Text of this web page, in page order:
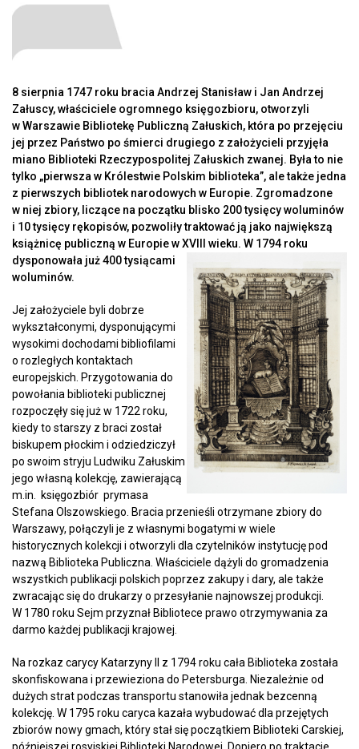
8 sierpnia 1747 roku bracia Andrzej Stanisław i Jan Andrzej
Załuscy, właściciele ogromnego księgozbioru, otworzyli
w Warszawie Bibliotekę Publiczną Załuskich, która po przejęciu
jej przez Państwo po śmierci drugiego z założycieli przyjęła
miano Biblioteki Rzeczypospolitej Załuskich zwanej. Była to nie
tylko „pierwsza w Królestwie Polskim biblioteka”, ale także jedna
z pierwszych bibliotek narodowych w Europie. Zgromadzone
w niej zbiory, liczące na początku blisko 200 tysięcy woluminów
i 10 tysięcy rękopisów, pozwoliły traktować ją jako największą
książnicę publiczną w Europie w XVIII wieku. W 1794 roku
dysponowała już 400 tysiącami
woluminów.
Jej założyciele byli dobrze
wykształconymi, dysponującymi
wysokimi dochodami bibliofilami
o rozległych kontaktach
europejskich. Przygotowania do
powołania biblioteki publicznej
rozpoczęły się już w 1722 roku,
kiedy to starszy z braci został
biskupem płockim i odziedziczył
po swoim stryju Ludwiku Załuskim
jego własną kolekcję, zawierającą
m.in. księgozbiór prymasa
Stefana Olszowskiego. Bracia przenieśli otrzymane zbiory do
Warszawy, połączyli je z własnymi bogatymi w wiele
historycznych kolekcji i otworzyli dla czytelników instytucję pod
nazwą Biblioteka Publiczna. Właściciele dążyli do gromadzenia
wszystkich publikacji polskich poprzez zakupy i dary, ale także
zwracając się do drukarzy o przesyłanie najnowszej produkcji.
W 1780 roku Sejm przyznał Bibliotece prawo otrzymywania za
darmo każdej publikacji krajowej.
Na rozkaz carycy Katarzyny II z 1794 roku cała Biblioteka została
skonfiskowana i przewieziona do Petersburga. Niezależnie od
dużych strat podczas transportu stanowiła jednak bezcenną
kolekcję. W 1795 roku caryca kazała wybudować dla przejętych
zbiorów nowy gmach, który stał się początkiem Biblioteki Carskiej,
późniejszej rosyjskiej Biblioteki Narodowej. Dopiero po traktacie